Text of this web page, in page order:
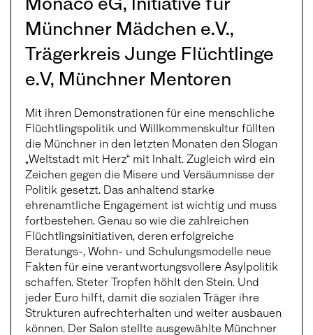
Münchner Mädchen e.V.,
Trägerkreis Junge Flüchtlinge
e.V, Münchner Mentoren
Mit ihren Demonstrationen für eine menschliche
Flüchtlingspolitik und Willkommenskultur füllten
die Münchner in den letzten Monaten den Slogan
„Weltstadt mit Herz“ mit Inhalt. Zugleich wird ein
Zeichen gegen die Misere und Versäumnisse der
Politik gesetzt. Das anhaltend starke
ehrenamtliche Engagement ist wichtig und muss
fortbestehen. Genau so wie die zahlreichen
Flüchtlingsinitiativen, deren erfolgreiche
Beratungs-, Wohn- und Schulungsmodelle neue
Fakten für eine verantwortungsvollere Asylpolitik
schaffen. Steter Tropfen höhlt den Stein. Und
jeder Euro hilft, damit die sozialen Träger ihre
Strukturen aufrechterhalten und weiter ausbauen
können. Der Salon stellte ausgewählte Münchner